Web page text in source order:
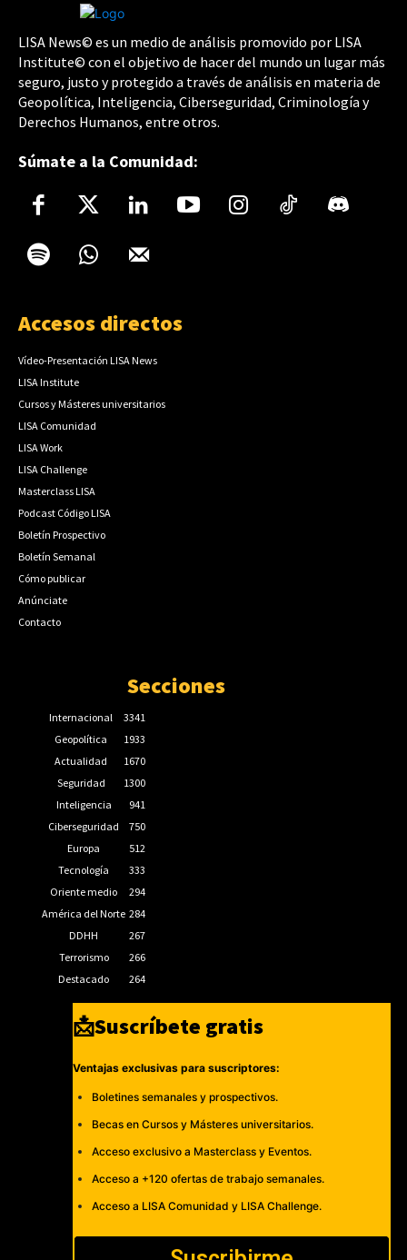
LISA News© es un medio de análisis promovido por LISA
Institute© con el objetivo de hacer del mundo un lugar más
seguro, justo y protegido a través de análisis en materia de
Geopolítica, Inteligencia, Ciberseguridad, Criminología y
Derechos Humanos, entre otros.
Súmate a la Comunidad:
Accesos directos
Vídeo-Presentación LISA News
LISA Institute
Cursos y Másteres universitarios
LISA Comunidad
LISA Work
LISA Challenge
Masterclass LISA
Podcast Código LISA
Boletín Prospectivo
Boletín Semanal
Cómo publicar
Anúnciate
Contacto
Secciones
Internacional
3341
Geopolítica
1933
Actualidad
1670
Seguridad
1300
Inteligencia
941
Ciberseguridad
750
Europa
512
Tecnología
333
Oriente medio
294
América del Norte 284
DDHH
267
Terrorismo
266
Destacado
264
📩Suscríbete gratis
Ventajas exclusivas para suscriptores:
Boletines semanales y prospectivos.
Becas en Cursos y Másteres universitarios.
Acceso exclusivo a Masterclass y Eventos.
Acceso a +120 ofertas de trabajo semanales.
Acceso a LISA Comunidad y LISA Challenge.